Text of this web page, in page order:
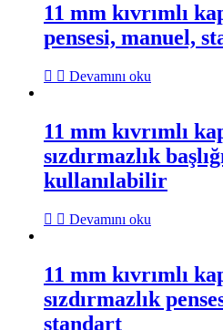
11 mm kıvrımlı
pensesi, manuel,
Devamını oku
11 mm kıvrımlı
sızdırmazlık
kullanılabilir
Devamını oku
11 mm kıvrımlı
sızdırmazlık
standart